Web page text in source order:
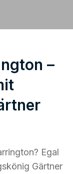
–
Egal
Gärtner